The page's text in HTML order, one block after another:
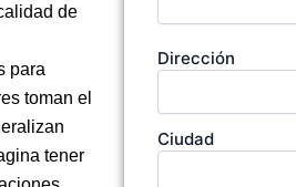
de
para
toman el
tener
Dirección
de
empresa
Dirección
Ciudad